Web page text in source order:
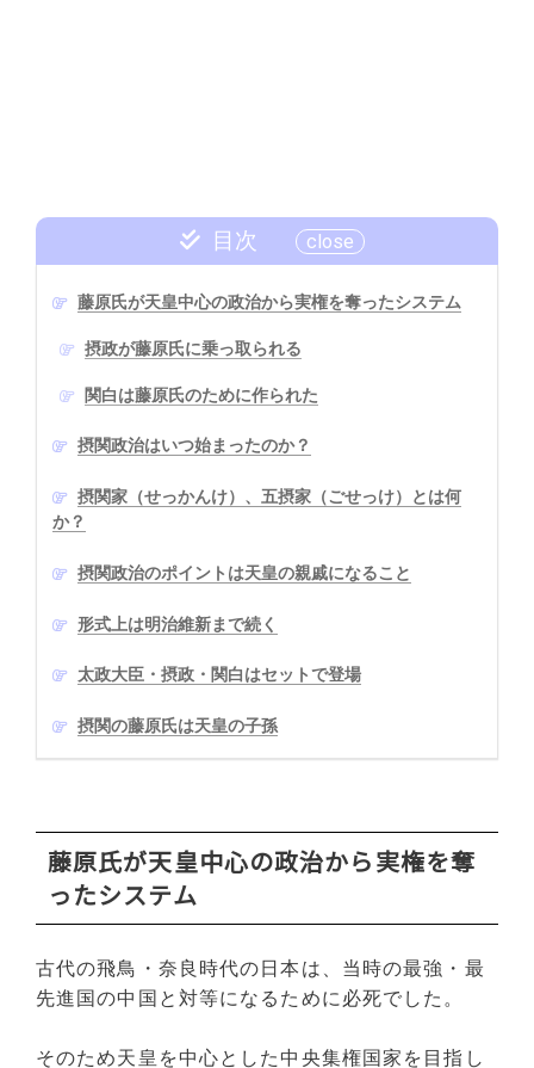
目次
藤原氏が天皇中心の政治から実権を奪ったシステム
摂政が藤原氏に乗っ取られる
関白は藤原氏のために作られた
摂関政治はいつ始まったのか？
摂関家（せっかんけ）、五摂家（ごせっけ）とは何
か？
摂関政治のポイントは天皇の親戚になること
形式上は明治維新まで続く
太政大臣・摂政・関白はセットで登場
摂関の藤原氏は天皇の子孫
藤原氏が天皇中心の政治から実権を奪
ったシステム
古代の飛鳥・奈良時代の日本は、当時の最強・最
先進国の中国と対等になるために必死でした。
そのため天皇を中心とした中央集権国家を目指し